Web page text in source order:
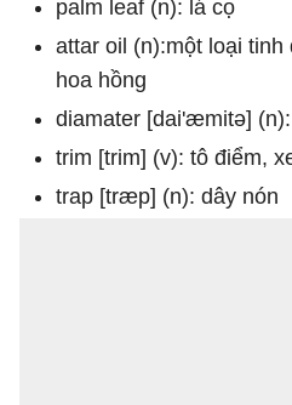
palm leaf (n): lá cọ
attar oil (n):một loại
hoa hồng
diamater [dai'æmitə]
trim [trim] (v): tô điểm,
trap [træp] (n): dây nón